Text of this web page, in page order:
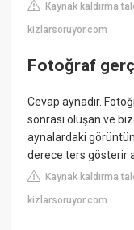
Kaynak kaldırma
kizlarsoruyor.com
Fotoğraf
Cevap aynadır.
sonrası oluşan ve
aynalardaki
derece ters gösterir
Kaynak kaldırma
kizlarsoruyor.com